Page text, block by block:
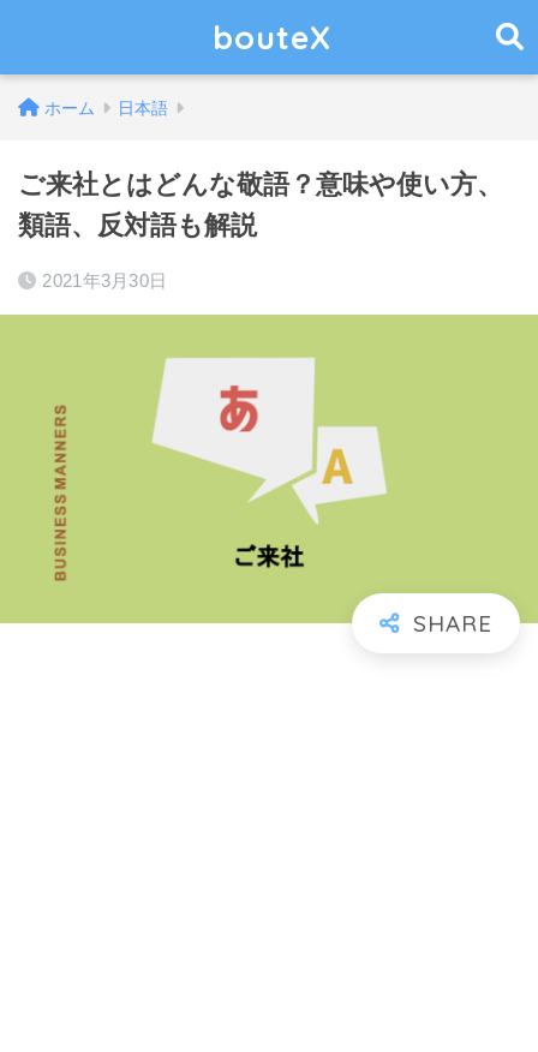
bouteX
ホーム 日本語
ご来社とはどんな敬語？意味や使い方、
類語、反対語も解説
2021年3月30日